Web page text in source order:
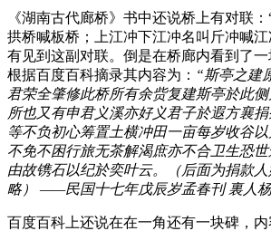
《湖南古代廊桥》书中还说桥上有对联
拱桥喊板桥；上江冲下江冲名叫斤冲喊
有见到这副对联。倒是在桥廊内看到了一
根据百度百科摘录其内容为： “斯亭之建
君荣全肇修此桥所有余赀复建斯亭於此
所也又有申君义溪亦好义君子於遐方襄
等不负初心筹置土横冲田一亩每岁收谷
不免不困行旅无茶解渴庶亦不合卫生恐
由故镌石以纪於奕叶云。（后面为捐款
略） ——民国十七年戊辰岁孟春刊 裏人
百度百科上还说在在一角还有一块碑，